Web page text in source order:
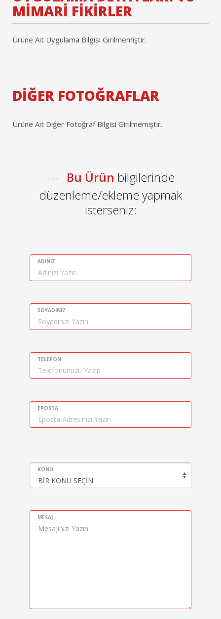
MİMARİ FİKİRLER
Ürüne Ait Uygulama Bilgisi Girilmemiştir.
DİĞER FOTOĞRAFLAR
Ürüne Ait Diğer Fotoğraf Bilgisi Girilmemiştir.
Bu Ürün bilgilerinde
düzenleme/ekleme yapmak
isterseniz:
ADINIZ
SOYADINIZ
TELEFON
EPOSTA
KONU
MESAJ